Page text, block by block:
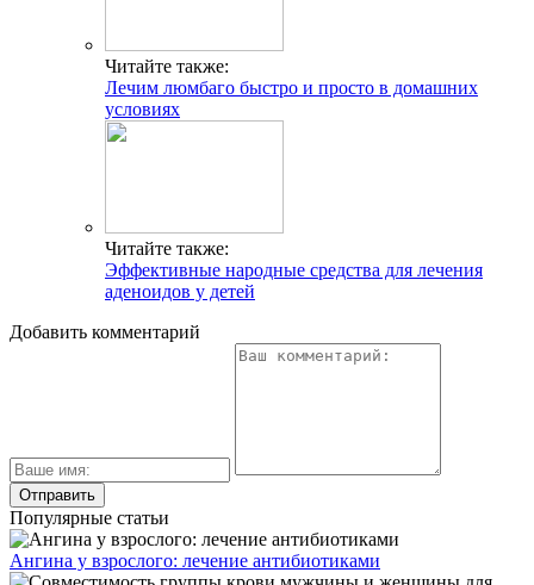
Читайте также:
Лечим люмбаго быстро и просто в домашних
условиях
Читайте также:
Эффективные народные средства для лечения
аденоидов у детей
Добавить комментарий
Популярные статьи
Ангина у взрослого: лечение антибиотиками